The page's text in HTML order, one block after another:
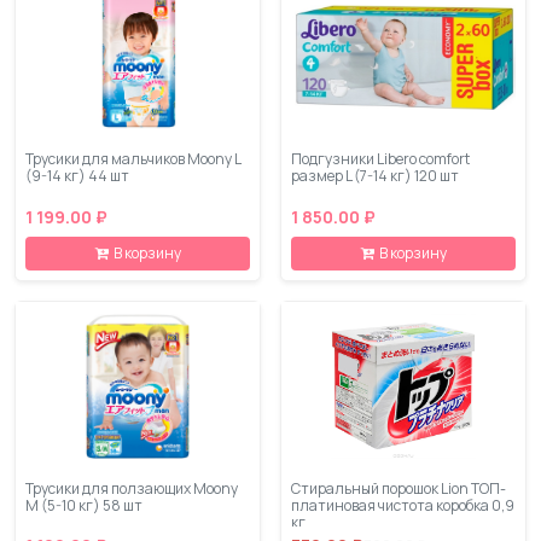
Трусики для мальчиков Moony L
(9-14 кг) 44 шт
1 199.00 ₽
В корзину
Подгузники Libero comfort
размер L (7-14 кг) 120 шт
1 850.00 ₽
В корзину
Трусики для ползающих Moony
М (5-10 кг) 58 шт
Стиральный порошок Lion ТОП-
платиновая чистота коробка 0,9
кг